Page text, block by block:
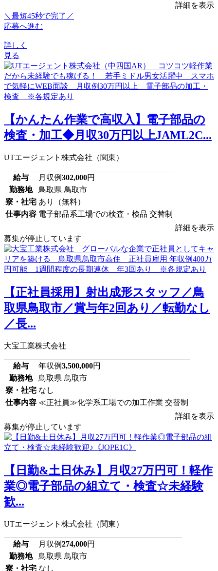
詳細を表示
＼最短45秒で完了／
応募へ進む
詳しく
見る
【かんたん作業で高収入】電子部品の
検査・加工◆月収30万円以上JAML2C...
UTエージェント株式会社（関東）
給与 月収例302,000円
勤務地
鳥取県 鳥取市
寮・社宅 あり（無料）
仕事内容 電子部品系工場での検査・検品 交替制
詳細を表示
募集が停止しています
【正社員採用】射出成形スタッフ／鳥
取県鳥取市／賞与年2回あり／転勤なし
／長...
大宝工業株式会社
給与 年収例3,500,000円
勤務地
鳥取県 鳥取市
寮・社宅 なし
仕事内容 ≪正社員≫化学系工場での加工作業 交替制
詳細を表示
募集が停止しています
【日勤&土日休み】月収27万円可！軽作
業◎電子部品の組立て・検査☆未経験
歓...
UTエージェント株式会社（関東）
給与 月収例274,000円
勤務地
鳥取県 鳥取市
寮・社宅 なし